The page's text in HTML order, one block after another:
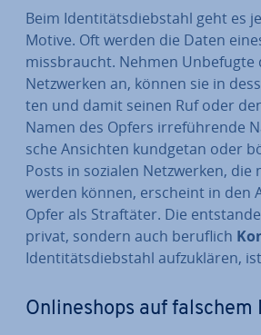
Beim Iden­ti­täts­dieb­stahl geht es
Motive. Oft werden die Daten
miss­braucht. Nehmen Unbefugte
Netz­wer­ken an, können sie in
ten und damit seinen Ruf oder
Namen des Opfers ir­re­füh­ren­de
sche Ansichten kundgetan oder
Posts in sozialen Netz­wer­ken,
werden können, erscheint in den
Opfer als Straf­tä­ter. Die
privat, sondern auch beruflich
Iden­ti­täts­dieb­stahl auf­zu­klä­ren,
On­line­shops auf falschem